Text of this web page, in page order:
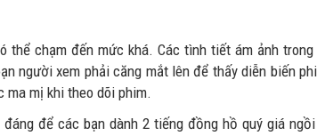
thể chạm đến mức khá. Các tình tiết ám ảnh
người xem phải căng mắt lên để thấy diễn biến
mị khi theo dõi phim.
để các bạn dành 2 tiếng đồng hồ quý giá